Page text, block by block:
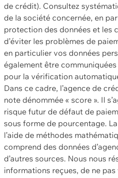
de crédit). Consultez
de la société concernée, en
protection des données et les
d’éviter les problèmes de
en particulier vos données
également être
pour la vérification
Dans ce cadre, l’agence de
note dénommée « score ». Il
risque futur de défaut de
sous forme de pourcentage.
l’aide de méthodes
comprend des données
d’autres sources. Nous nous
informations reçues, de ne